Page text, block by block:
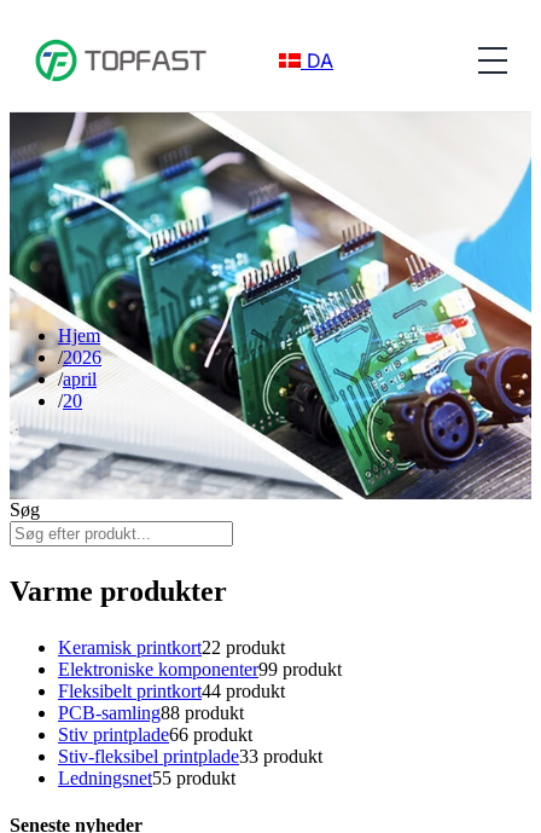
DA
Hjem
2026
april
20
Søg
Varme produkter
Keramisk printkort22 produkt
Elektroniske komponenter99 produkt
Fleksibelt printkort44 produkt
PCB-samling88 produkt
Stiv printplade66 produkt
Stiv-fleksibel printplade33 produkt
Ledningsnet55 produkt
Seneste nyheder